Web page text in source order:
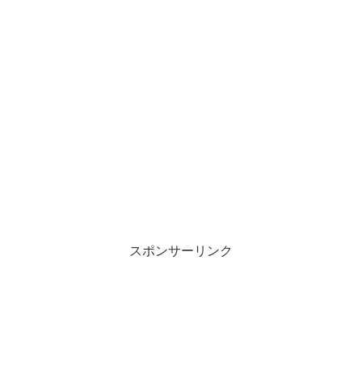
スポンサーリンク